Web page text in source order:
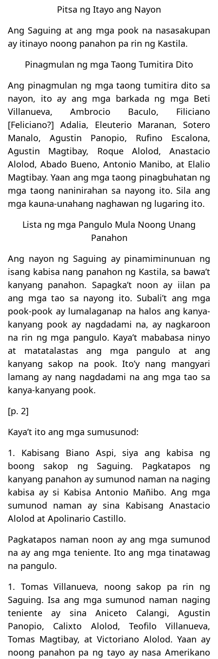
Pitsa ng Itayo ang Nayon
Ang Saguing at ang mga pook na nasasakupan
ay itinayo noong panahon pa rin ng Kastila.
Pinagmulan ng mga Taong Tumitira Dito
Ang pinagmulan ng mga taong tumitira dito sa
nayon, ito ay ang mga barkada ng mga Beti
Villanueva, Ambrocio Baculo, Filiciano
[Feliciano?] Adalia, Eleuterio Maranan, Sotero
Manalo, Agustin Panopio, Rufino Escalona,
Agustin Magtibay, Roque Alolod, Anastacio
Alolod, Abado Bueno, Antonio Manibo, at Elalio
Magtibay. Yaan ang mga taong pinagbuhatan ng
mga taong naninirahan sa nayong ito. Sila ang
mga kauna-unahang naghawan ng lugaring ito.
Lista ng mga Pangulo Mula Noong Unang
Panahon
Ang nayon ng Saguing ay pinamiminunuan ng
isang kabisa nang panahon ng Kastila, sa bawa’t
kanyang panahon. Sapagka’t noon ay iilan pa
ang mga tao sa nayong ito. Subali’t ang mga
pook-pook ay lumalaganap na halos ang kanya-
kanyang pook ay nagdadami na, ay nagkaroon
na rin ng mga pangulo. Kaya’t mababasa ninyo
at matatalastas ang mga pangulo at ang
kanyang sakop na pook. Ito’y nang mangyari
lamang ay nang nagdadami na ang mga tao sa
kanya-kanyang pook.
[p. 2]
Kaya’t ito ang mga sumusunod:
1. Kabisang Biano Aspi, siya ang kabisa ng
boong sakop ng Saguing. Pagkatapos ng
kanyang panahon ay sumunod naman na naging
kabisa ay si Kabisa Antonio Mañibo. Ang mga
sumunod naman ay sina Kabisang Anastacio
Alolod at Apolinario Castillo.
Pagkatapos naman noon ay ang mga sumunod
na ay ang mga teniente. Ito ang mga tinatawag
na pangulo.
1. Tomas Villanueva, noong sakop pa rin ng
Saguing. Isa ang mga sumunod naman naging
teniente ay sina Aniceto Calangi, Agustin
Panopio, Calixto Alolod, Teofilo Villanueva,
Tomas Magtibay, at Victoriano Alolod. Yaan ay
noong panahon pa ng tayo ay nasa Amerikano